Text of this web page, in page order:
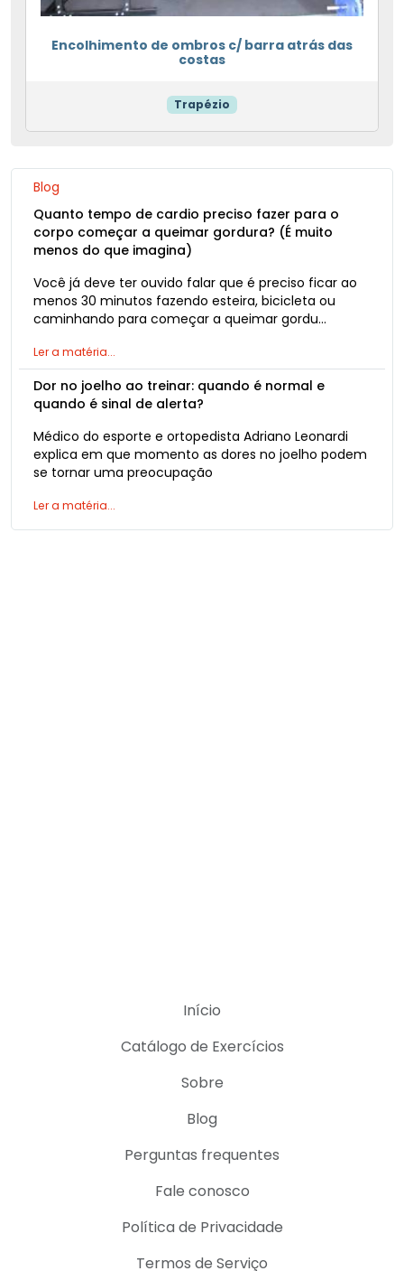
Encolhimento de ombros c/ barra atrás das
costas
Trapézio
Blog
Quanto tempo de cardio preciso fazer para o
corpo começar a queimar gordura? (É muito
menos do que imagina)
Você já deve ter ouvido falar que é preciso ficar ao
menos 30 minutos fazendo esteira, bicicleta ou
caminhando para começar a queimar gordu…
Ler a matéria...
Dor no joelho ao treinar: quando é normal e
quando é sinal de alerta?
Médico do esporte e ortopedista Adriano Leonardi
explica em que momento as dores no joelho podem
se tornar uma preocupação
Ler a matéria...
Início
Catálogo de Exercícios
Sobre
Blog
Perguntas frequentes
Fale conosco
Política de Privacidade
Termos de Serviço